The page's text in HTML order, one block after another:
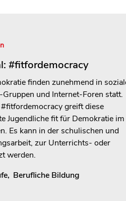
#fitfordemocracy
finden zunehmend in
und Internet-Foren statt.
greift diese
Jugendliche fit für Demokratie im
Es kann in der schulischen und
zur Unterrichts- oder
werden.
, Berufliche Bildung